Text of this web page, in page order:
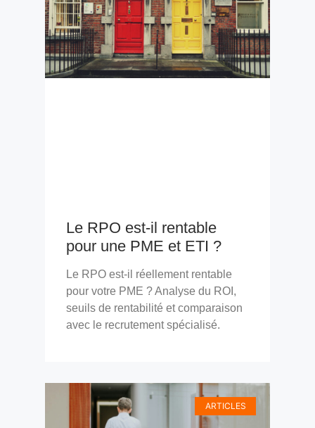
Le RPO est-il rentable
pour une PME et ETI ?
Le RPO est-il réellement rentable
pour votre PME ? Analyse du ROI,
seuils de rentabilité et comparaison
avec le recrutement spécialisé.
ARTICLES